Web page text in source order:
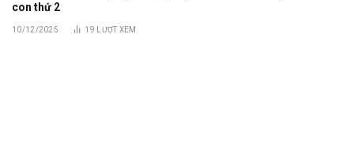
con thứ 2
10/12/2025 19 LƯỢT XEM